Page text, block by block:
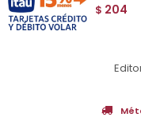
$ 204